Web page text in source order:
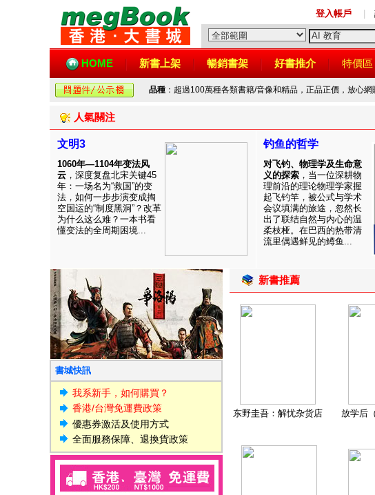
登入帳戶
HOME 新書上架 暢銷書架 好書推介 特價區
品種 ：超過100萬種各類書籍/音像和精品，正品正價，放心
人氣關注
文明3
1060年—1104年变法风
云 ，深度复盘北宋关键45
年：一场名为“救国”的变
法，如何一步步演变成掏
空国运的“制度黑洞”？改革
为什么这么难？一本书看
懂变法的全周期困境...
钓鱼的哲学
对飞钓、物理学及生命意
义的探索 ，当一位深耕物
理前沿的理论物理学家握
起飞钓竿，被公式与学术
会议填满的旅途，忽然长
出了联结自然与内心的温
柔枝桠。在巴西的热带清
流里偶遇鲜见的鳟鱼...
書城快訊
我系新手，如何購買？
香港/台灣免運費政策
優惠券激活及使用方式
全面服務保障、退換貨政策
新書推薦
东野圭吾：解忧杂货店
放学后